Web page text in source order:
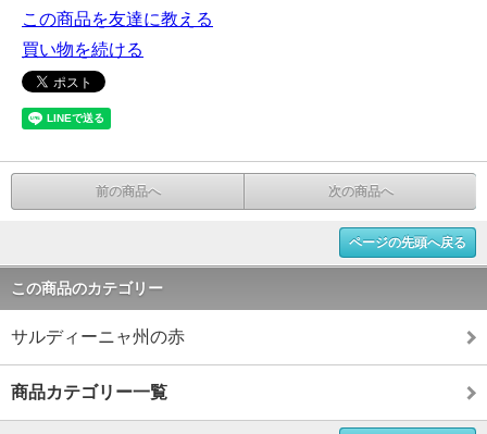
この商品を友達に教える
買い物を続ける
前の商品へ 次の商品へ
ページの先頭へ戻る
この商品のカテゴリー
サルディーニャ州の赤
商品カテゴリー一覧